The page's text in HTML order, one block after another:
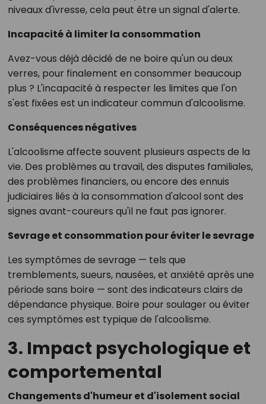
niveaux d'ivresse, cela peut être un signal d'alerte.
Incapacité à limiter la consommation
Avez-vous déjà décidé de ne boire qu'un ou deux
verres, pour finalement en consommer beaucoup
plus ? L'incapacité à respecter les limites que l'on
s'est fixées est un indicateur commun d'alcoolisme.
Conséquences négatives
L'alcoolisme affecte souvent plusieurs aspects de la
vie. Des problèmes au travail, des disputes familiales,
des problèmes financiers, ou encore des ennuis
judiciaires liés à la consommation d'alcool sont des
signes avant-coureurs qu'il ne faut pas ignorer.
Sevrage et consommation pour éviter le sevrage
Les symptômes de sevrage — tels que
tremblements, sueurs, nausées, et anxiété après une
période sans boire — sont des indicateurs clairs de
dépendance physique. Boire pour soulager ou éviter
ces symptômes est typique de l'alcoolisme.
3. Impact psychologique et
comportemental
Changements d'humeur et d'isolement social